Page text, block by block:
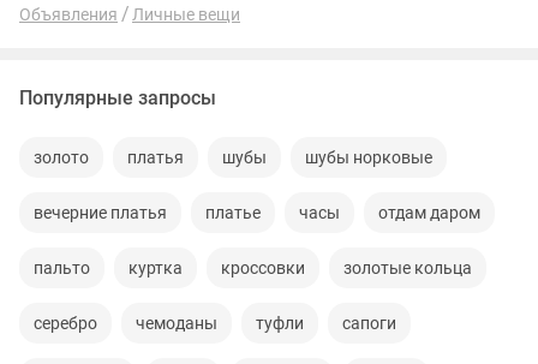
Объявления Личные вещи
Популярные запросы
золото платья шубы шубы норковые
вечерние платья платье часы отдам даром
пальто куртка кроссовки золотые кольца
серебро чемоданы туфли сапоги